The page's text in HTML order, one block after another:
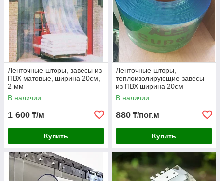
Ленточные шторы, завесы из
ПВХ матовые, ширина 20см,
2 мм
В наличии
1 600 ₸/м
Купить
Ленточные шторы,
теплоизолирующие завесы
из ПВХ ширина 20см
В наличии
880 ₸/пог.м
Купить